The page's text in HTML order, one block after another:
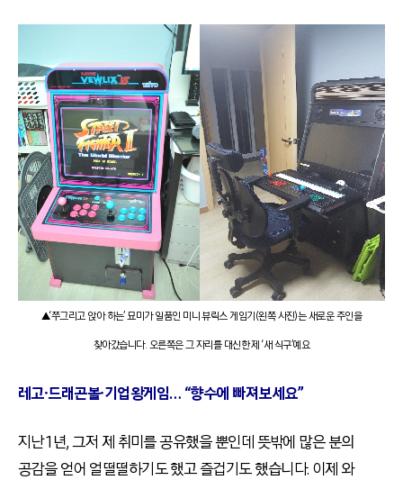
▲‘쭈그리고 앉아 하는’ 묘미가 일품인 미니 뷰릭스 게임기(왼쪽 사진)는 새로운 주인을
찾아갔습니다. 오른쪽은 그 자리를 대신한 제 ‘새 식구’예요
레고∙드래곤볼∙기업왕게임… “향수에 빠져보세요”
지난 1년, 그저 제 취미를 공유했을 뿐인데 뜻밖에 많은 분의
공감을 얻어 얼떨떨하기도 했고 즐겁기도 했습니다. 이제 와